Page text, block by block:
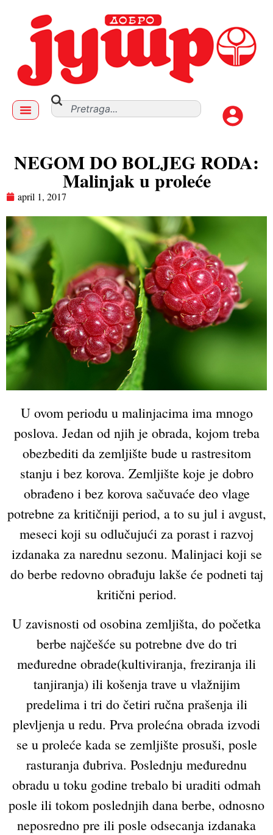
NEGOM DO BOLJEG RODA:
Malinjak u proleće
april 1, 2017
U ovom periodu u malinjacima ima mnogo
poslova. Jedan od njih je obrada, kojom treba
obezbediti da zemljište bude u rastresitom
stanju i bez korova. Zemljište koje je dobro
obrađeno i bez korova sačuvaće deo vlage
potrebne za kritičniji period, a to su jul i avgust,
meseci koji su odlučujući za porast i razvoj
izdanaka za narednu sezonu. Malinjaci koji se
do berbe redovno obrađuju lakše će podneti taj
kritični period.
U zavisnosti od osobina zemljišta, do početka
berbe najčešće su potrebne dve do tri
međuredne obrade(kultiviranja, freziranja ili
tanjiranja) ili košenja trave u vlažnijim
predelima i tri do četiri ručna prašenja ili
plevljenja u redu. Prva prolećna obrada izvodi
se u proleće kada se zemljište prosuši, posle
rasturanja đubriva. Poslednju međurednu
obradu u toku godine trebalo bi uraditi odmah
posle ili tokom poslednjih dana berbe, odnosno
neposredno pre ili posle odsecanja izdanaka